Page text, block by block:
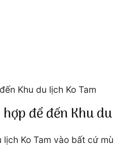
Khu du lịch Ko Tam
để đến Khu
lịch Ko Tam vào bất cứ